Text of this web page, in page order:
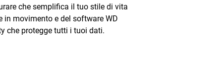
che semplifica il tuo stile di vita
in movimento e del software WD
che protegge tutti i tuoi dati.